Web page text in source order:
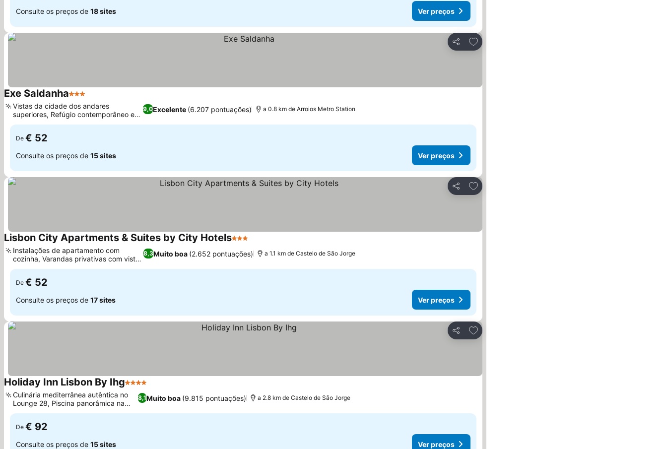
Consulte os preços de 18 sites Ver preços
Partilhar
Adicionar aos favoritos
Exe Saldanha3 Estrelas
9,0Excelente (6.207 pontuações)
Vistas da cidade dos andares
superiores, Refúgio contemporâneo em
Avenidas Novas
a 0.8 km de Arroios Metro Station
De € 52
Consulte os preços de 15 sites Ver preços
Partilhar
Adicionar aos favoritos
Lisbon City Apartments & Suites by City Hotels3 Estrelas
8,3Muito boa (2.652 pontuações)
Instalações de apartamento com
cozinha, Varandas privativas com vista
para a cidade
a 1.1 km de Castelo de São Jorge
De € 52
Consulte os preços de 17 sites Ver preços
Partilhar
Adicionar aos favoritos
Holiday Inn Lisbon By Ihg4 Estrelas
8,1Muito boa (9.815 pontuações)
Culinária mediterrânea autêntica no
Lounge 28, Piscina panorâmica na
cobertura
a 2.8 km de Castelo de São Jorge
De € 92
Consulte os preços de 15 sites Ver preços